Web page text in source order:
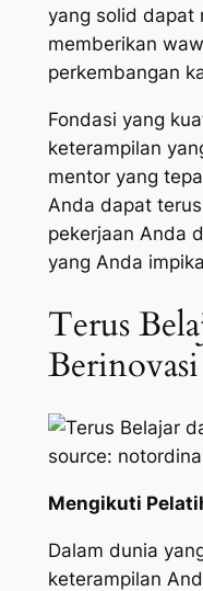
yang solid dapat
memberikan
perkembangan
Fondasi yang
keterampilan
mentor yang
Anda dapat
pekerjaan Anda
yang Anda
Terus
Berinovasi
source:
Mengikuti
Dalam dunia
keterampilan